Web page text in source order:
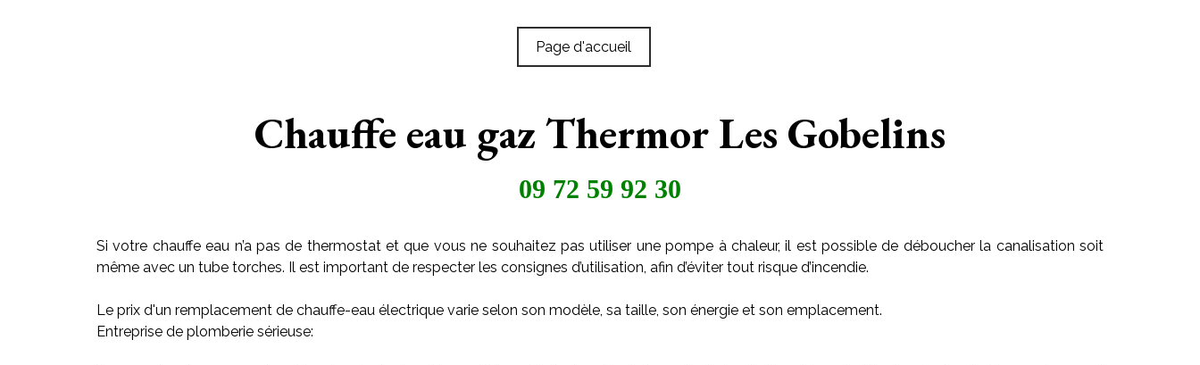
Page d'accueil
Chauffe eau gaz Thermor Les Gobelins
09 72 59 92 30
Si votre chauffe eau n’a pas de thermostat et que vous ne souhaitez pas utiliser une pompe à chaleur, il est possible de déboucher la canalisation soit
même avec un tube torches. Il est important de respecter les consignes d’utilisation, afin d’éviter tout risque d’incendie.
Le prix d'un remplacement de chauffe-eau électrique varie selon son modèle, sa taille, son énergie et son emplacement.
Entreprise de plomberie sérieuse: